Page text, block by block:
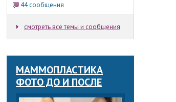
44 сообщения
смотреть все темы и сообщения
МАММОПЛАСТИКА
ФОТО ДО И ПОСЛЕ